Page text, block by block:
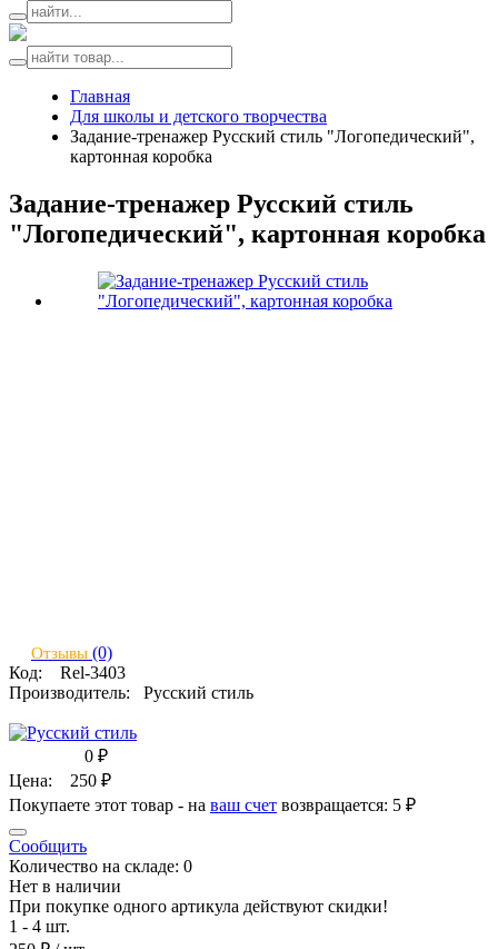
Главная
Для школы и детского творчества
Задание-тренажер Русский стиль "Логопедический",
картонная коробка
Задание-тренажер Русский стиль
"Логопедический", картонная коробка
Отзывы (0)
Код: Rel-3403
Производитель: Русский стиль
0 ₽
Цена: 250 ₽
Покупаете этот товар - на ваш счет возвращается: 5 ₽
Сообщить
Количество на складе: 0
Нет в наличии
При покупке одного артикула действуют скидки!
1 - 4 шт.